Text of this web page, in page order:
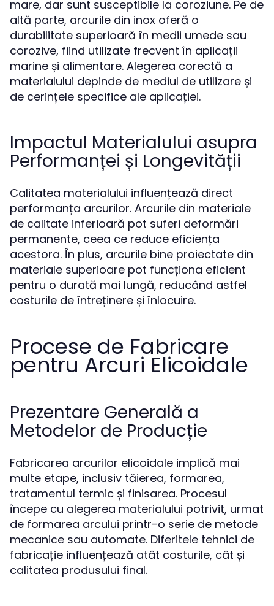
mare, dar sunt susceptibile la coroziune. Pe de
altă parte, arcurile din inox oferă o
durabilitate superioară în medii umede sau
corozive, fiind utilizate frecvent în aplicații
marine și alimentare. Alegerea corectă a
materialului depinde de mediul de utilizare și
de cerințele specifice ale aplicației.
Impactul Materialului asupra
Performanței și Longevității
Calitatea materialului influențează direct
performanța arcurilor. Arcurile din materiale
de calitate inferioară pot suferi deformări
permanente, ceea ce reduce eficiența
acestora. În plus, arcurile bine proiectate din
materiale superioare pot funcționa eficient
pentru o durată mai lungă, reducând astfel
costurile de întreținere și înlocuire.
Procese de Fabricare
pentru Arcuri Elicoidale
Prezentare Generală a
Metodelor de Producție
Fabricarea arcurilor elicoidale implică mai
multe etape, inclusiv tăierea, formarea,
tratamentul termic și finisarea. Procesul
începe cu alegerea materialului potrivit, urmat
de formarea arcului printr-o serie de metode
mecanice sau automate. Diferitele tehnici de
fabricație influențează atât costurile, cât și
calitatea produsului final.